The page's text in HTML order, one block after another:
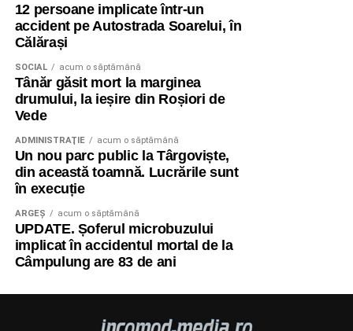
12 persoane implicate într-un
accident pe Autostrada Soarelui, în
Călărași
SOCIAL acum o săptămână
Tânăr găsit mort la marginea
drumului, la ieșire din Roșiori de
Vede
ADMINISTRAŢIE acum o săptămână
Un nou parc public la Târgoviște,
din această toamnă. Lucrările sunt
în execuție
ARGEȘ acum o săptămână
UPDATE. Șoferul microbuzului
implicat în accidentul mortal de la
Câmpulung are 83 de ani